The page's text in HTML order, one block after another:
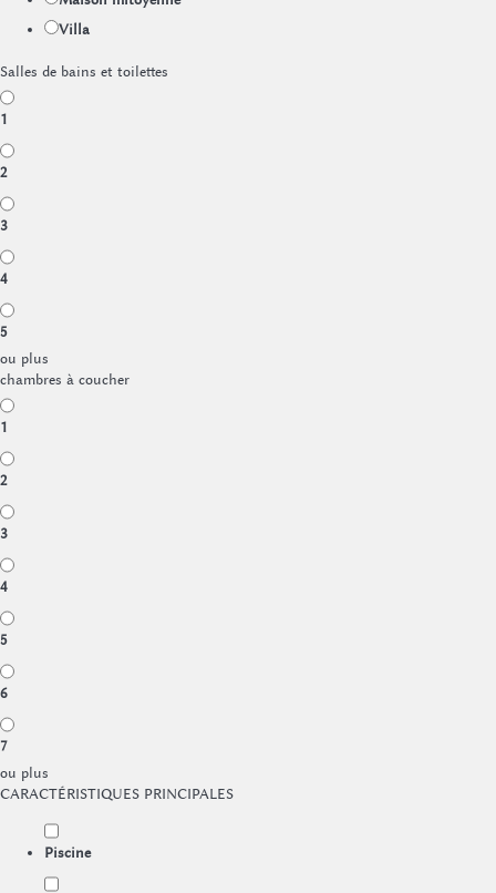
Villa
Salles de bains et toilettes
1
2
3
4
5
ou plus
chambres à coucher
1
2
3
4
5
6
7
ou plus
CARACTÉRISTIQUES PRINCIPALES
Piscine